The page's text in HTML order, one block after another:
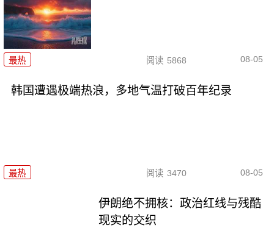
最热 阅读 5868 08-05
韩国遭遇极端热浪，多地气温打破百年纪录
最热 阅读 3470 08-05
伊朗绝不拥核：政治红线与残酷
现实的交织